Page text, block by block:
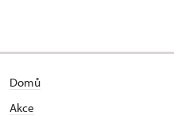
Domů
Akce